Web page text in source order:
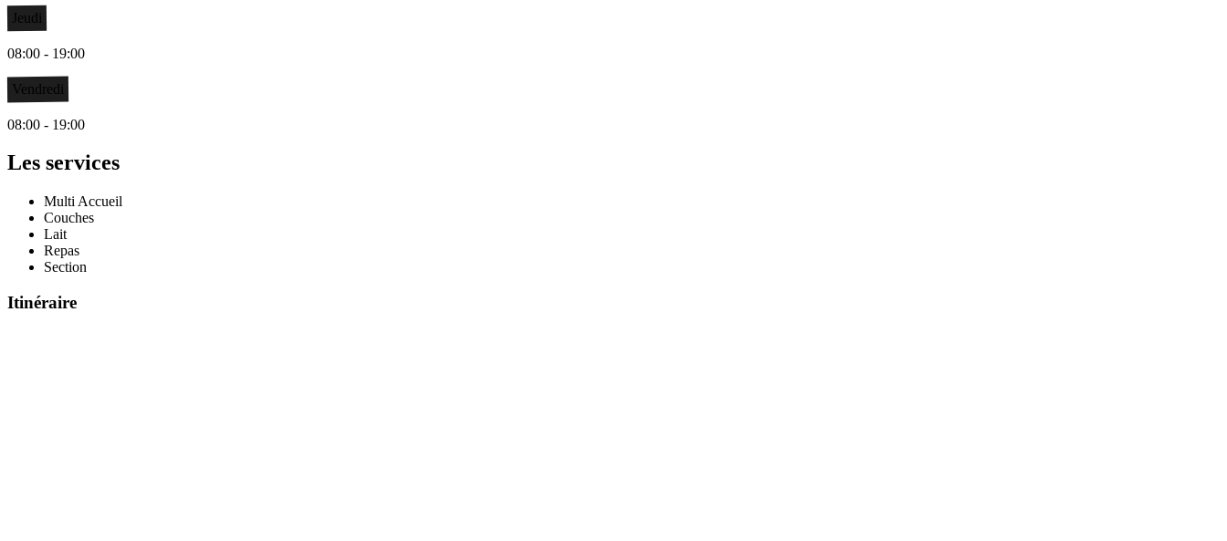
Jeudi
08:00 - 19:00
Vendredi
08:00 - 19:00
Les services
Multi Accueil
Couches
Lait
Repas
Section
Itinéraire